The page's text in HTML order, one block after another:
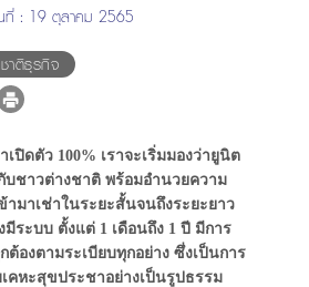
ที่ : 19 ตุลาคม 2565
าติธุรกิจ
เปิดตัว 100% เราจะเริ่มมองว่ายูนิต
บชาวต่างชาติ พร้อมอำนวยความ
ามาเช่าในระยะสั้นจนถึงระยะยาว
มีระบบ ตั้งแต่ 1 เดือนถึง 1 ปี มีการ
ต้องตามระเบียบทุกอย่าง ซึ่งเป็นการ
คหะสุขประชาอย่างเป็นรูปธรรม